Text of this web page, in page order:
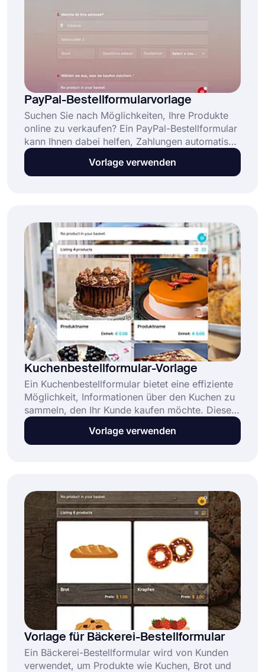
PayPal-Bestellformularvorlage
Suchen Sie nach Möglichkeiten, Ihre Produkte
online zu verkaufen? Ein PayPal-Bestellformular
kann Ihnen dabei helfen, Zahlungen automatisch
einzuziehen. Mit einem Online-Formular können
Sie Ihre Produkte auflisten, einige Fotos
Vorlage verwenden
Kuchenbestellformular-Vorlage
Ein Kuchenbestellformular bietet eine effiziente
Möglichkeit, Informationen über den Kuchen zu
sammeln, den Ihr Kunde kaufen möchte. Diese
kostenlose All-in-One-Vorlage für
Kuchenbestellungen ermöglicht es Verkäufern,
Vorlage verwenden
Vorlage für Bäckerei-Bestellformular
Ein Bäckerei-Bestellformular wird von Kunden
verwendet, um Produkte wie Kuchen, Brot und